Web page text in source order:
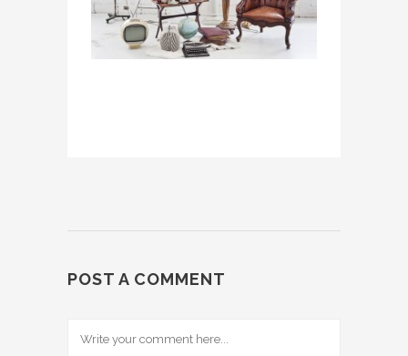
POST A COMMENT